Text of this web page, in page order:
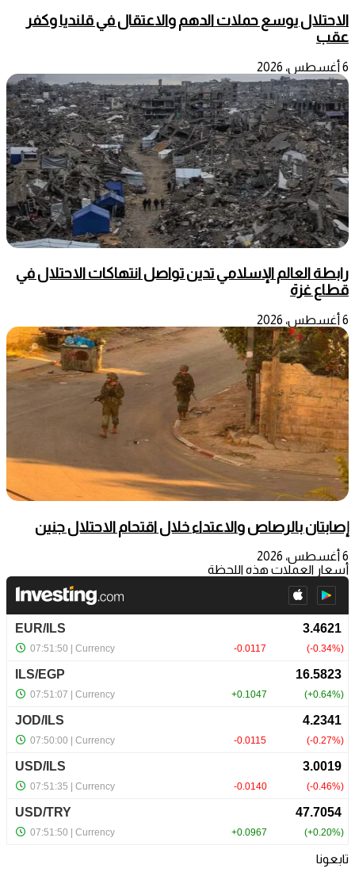
الاحتلال يوسع حملات الدهم والاعتقال في قلنديا وكفر
عقب
6 أغسطس، 2026
رابطة العالم الإسلامي تدين تواصل انتهاكات الاحتلال في
قطاع غزة
6 أغسطس، 2026
إصابتان بالرصاص والاعتداء خلال اقتحام الاحتلال جنين
6 أغسطس، 2026
أسعار العملات هذه اللحظة
تابعونا